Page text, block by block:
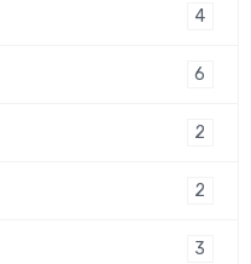
4
6
2
2
3